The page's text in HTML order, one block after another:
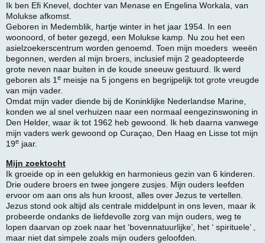
Ik ben Efi Knevel, dochter van Menase en Engelina Workala, van
Molukse afkomst.
Geboren in Medemblik, hartje winter in het jaar 1954. In een
woonoord, of beter gezegd, een Molukse kamp. Nu zou het een
asielzoekerscentrum worden genoemd. Toen mijn moeders weeën
begonnen, werden al mijn broers, inclusief mijn 2 geadopteerde
grote neven naar buiten in de koude sneeuw gestuurd. Ik werd
geboren als 1e meisje na 5 jongens en begrijpelijk tot grote vreugde
van mijn vader.
Omdat mijn vader diende bij de Koninklijke Nederlandse Marine,
konden we al snel verhuizen naar een normaal eengezinswoning in
Den Helder, waar ik tot 1962 heb gewoond. Ik heb daarna vanwege
mijn vaders werk gewoond op Curaçao, Den Haag en Lisse tot mijn
19e jaar.
Mijn zoektocht
Ik groeide op in een gelukkig en harmonieus gezin van 6 kinderen.
Drie oudere broers en twee jongere zusjes. Mijn ouders leefden
ervoor om aan ons als hun kroost, alles over Jezus te vertellen.
Jezus stond ook altijd als centrale middelpunt in ons leven, maar ik
probeerde ondanks de liefdevolle zorg van mijn ouders, weg te
lopen daarvan op zoek naar het ‘bovennatuurlijke’, het ‘ spirituele’ ,
maar niet dat simpele zoals mijn ouders geloofden.